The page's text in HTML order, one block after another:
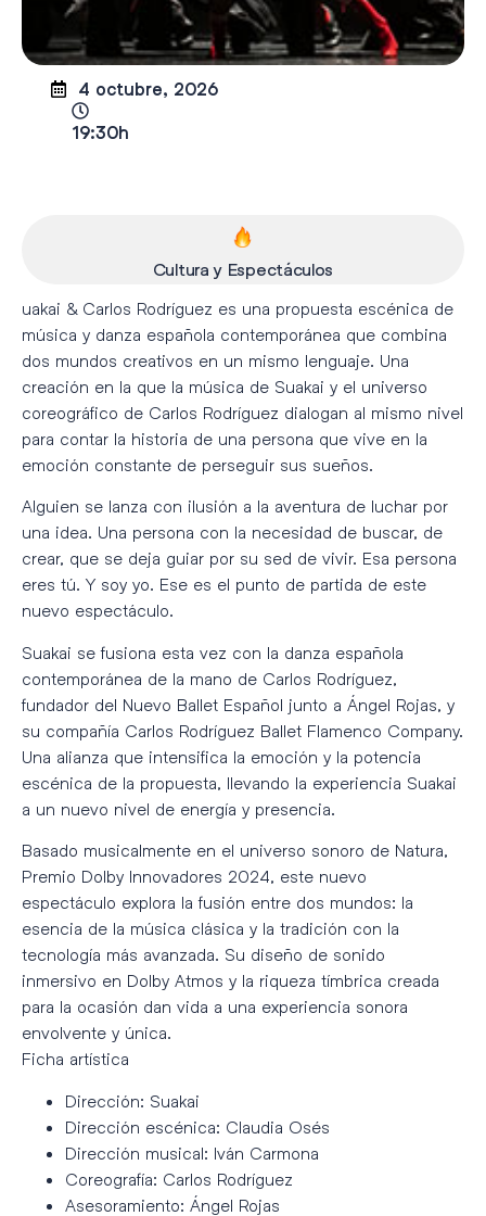
4 octubre, 2026
19:30h
Cultura y Espectáculos
uakai & Carlos Rodríguez es una propuesta escénica de
música y danza española contemporánea que combina
dos mundos creativos en un mismo lenguaje. Una
creación en la que la música de Suakai y el universo
coreográfico de Carlos Rodríguez dialogan al mismo nivel
para contar la historia de una persona que vive en la
emoción constante de perseguir sus sueños.
Alguien se lanza con ilusión a la aventura de luchar por
una idea. Una persona con la necesidad de buscar, de
crear, que se deja guiar por su sed de vivir. Esa persona
eres tú. Y soy yo. Ese es el punto de partida de este
nuevo espectáculo.
Suakai se fusiona esta vez con la danza española
contemporánea de la mano de Carlos Rodríguez,
fundador del Nuevo Ballet Español junto a Ángel Rojas, y
su compañía Carlos Rodríguez Ballet Flamenco Company.
Una alianza que intensifica la emoción y la potencia
escénica de la propuesta, llevando la experiencia Suakai
a un nuevo nivel de energía y presencia.
Basado musicalmente en el universo sonoro de Natura,
Premio Dolby Innovadores 2024, este nuevo
espectáculo explora la fusión entre dos mundos: la
esencia de la música clásica y la tradición con la
tecnología más avanzada. Su diseño de sonido
inmersivo en Dolby Atmos y la riqueza tímbrica creada
para la ocasión dan vida a una experiencia sonora
envolvente y única.
Ficha artística
Dirección: Suakai
Dirección escénica: Claudia Osés
Dirección musical: Iván Carmona
Coreografía: Carlos Rodríguez
Asesoramiento: Ángel Rojas